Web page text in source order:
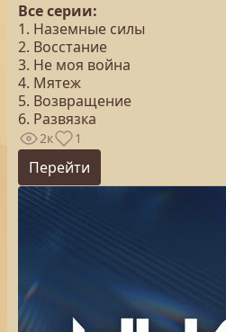
Все серии:
1. Наземные силы
2. Восстание
3. Не моя война
4. Мятеж
5. Возвращение
6. Развязка
2к 1
Перейти